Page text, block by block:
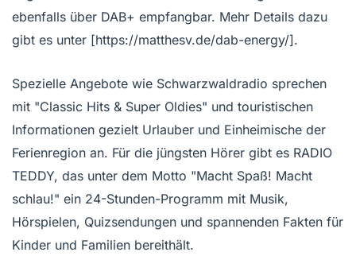
ebenfalls über DAB+ empfangbar. Mehr Details dazu
gibt es unter [https://matthesv.de/dab-energy/].
Spezielle Angebote wie Schwarzwaldradio sprechen
mit "Classic Hits & Super Oldies" und touristischen
Informationen gezielt Urlauber und Einheimische der
Ferienregion an. Für die jüngsten Hörer gibt es RADIO
TEDDY, das unter dem Motto "Macht Spaß! Macht
schlau!" ein 24-Stunden-Programm mit Musik,
Hörspielen, Quizsendungen und spannenden Fakten für
Kinder und Familien bereithält.